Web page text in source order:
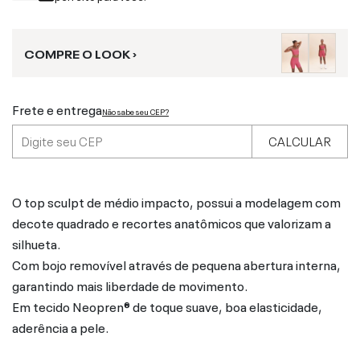
COMPRE O LOOK ›
Frete e entregaNão sabe seu CEP?
CALCULAR
O top sculpt de médio impacto, possui a modelagem com
decote quadrado e recortes anatômicos que valorizam a
silhueta.
Com bojo removível através de pequena abertura interna,
garantindo mais liberdade de movimento.
Em tecido Neopren® de toque suave, boa elasticidade,
aderência a pele.